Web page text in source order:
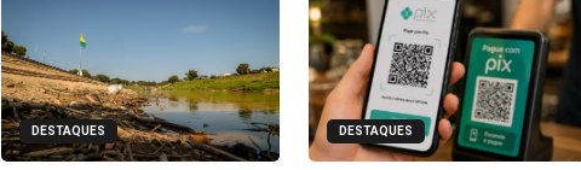
DESTAQUES DESTAQUES